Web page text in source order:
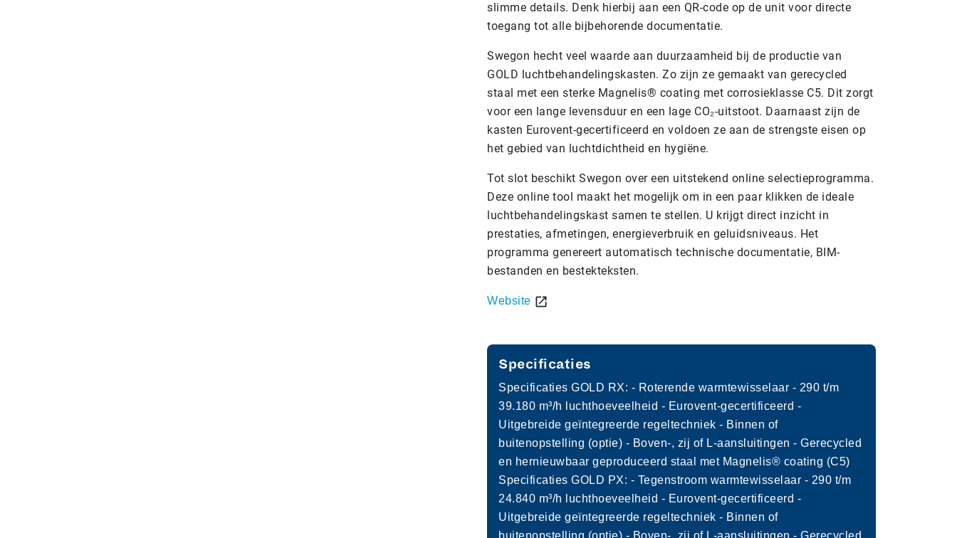
slimme details. Denk hierbij aan een QR-code op de unit voor directe
toegang tot alle bijbehorende documentatie.
Swegon hecht veel waarde aan duurzaamheid bij de productie van
GOLD luchtbehandelingskasten. Zo zijn ze gemaakt van gerecycled
staal met een sterke Magnelis® coating met corrosieklasse C5. Dit zorgt
voor een lange levensduur en een lage CO₂-uitstoot. Daarnaast zijn de
kasten Eurovent-gecertificeerd en voldoen ze aan de strengste eisen op
het gebied van luchtdichtheid en hygiëne.
Tot slot beschikt Swegon over een uitstekend online selectieprogramma.
Deze online tool maakt het mogelijk om in een paar klikken de ideale
luchtbehandelingskast samen te stellen. U krijgt direct inzicht in
prestaties, afmetingen, energieverbruik en geluidsniveaus. Het
programma genereert automatisch technische documentatie, BIM-
bestanden en bestekteksten.
Website
Specificaties
Specificaties GOLD RX: - Roterende warmtewisselaar - 290 t/m
39.180 m³/h luchthoeveelheid - Eurovent-gecertificeerd -
Uitgebreide geïntegreerde regeltechniek - Binnen of
buitenopstelling (optie) - Boven-, zij of L-aansluitingen - Gerecycled
en hernieuwbaar geproduceerd staal met Magnelis® coating (C5)
Specificaties GOLD PX: - Tegenstroom warmtewisselaar - 290 t/m
24.840 m³/h luchthoeveelheid - Eurovent-gecertificeerd -
Uitgebreide geïntegreerde regeltechniek - Binnen of
buitenopstelling (optie) - Boven-, zij of L-aansluitingen - Gerecycled